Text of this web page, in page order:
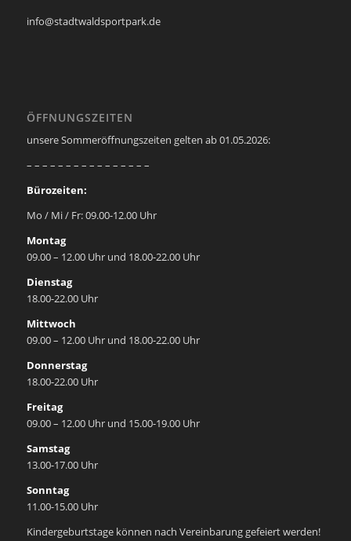
info@stadtwaldsportpark.de
ÖFFNUNGSZEITEN
unsere Sommeröffnungszeiten gelten ab 01.05.2026:
– – – – – – – – – – – – – – – –
Bürozeiten:
Mo / Mi / Fr: 09.00-12.00 Uhr
Montag
09.00 – 12.00 Uhr und 18.00-22.00 Uhr
Dienstag
18.00-22.00 Uhr
Mittwoch
09.00 – 12.00 Uhr und 18.00-22.00 Uhr
Donnerstag
18.00-22.00 Uhr
Freitag
09.00 – 12.00 Uhr und 15.00-19.00 Uhr
Samstag
13.00-17.00 Uhr
Sonntag
11.00-15.00 Uhr
Kindergeburtstage können nach Vereinbarung gefeiert werden!